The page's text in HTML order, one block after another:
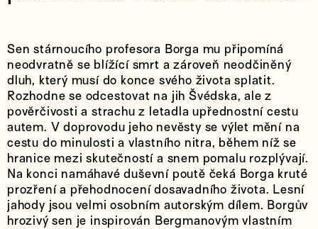
Sen stárnoucího profesora Borga mu připomíná
neodvratně se blížící smrt a zároveň neodčiněný
dluh, který musí do konce svého života splatit.
Rozhodne se odcestovat na jih Švédska, ale z
pověrčivosti a strachu z letadla upřednostní cestu
autem. V doprovodu jeho nevěsty se výlet mění na
cestu do minulosti a vlastního nitra, během níž se
hranice mezi skutečností a snem pomalu rozplývají.
Na konci namáhavé duševní poutě čeká Borga kruté
prozření a přehodnocení dosavadního života. Lesní
jahody jsou velmi osobním autorským dílem. Borgův
hrozivý sen je inspirován Bergmanovým vlastním